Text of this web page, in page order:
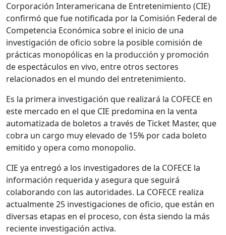
Corporación Interamericana de Entretenimiento (CIE)
confirmó que fue notificada por la Comisión Federal de
Competencia Económica sobre el inicio de una
investigación de oficio sobre la posible comisión de
prácticas monopólicas en la producción y promoción
de espectáculos en vivo, entre otros sectores
relacionados en el mundo del entretenimiento.
Es la primera investigación que realizará la COFECE en
este mercado en el que CIE predomina en la venta
automatizada de boletos a través de Ticket Master, que
cobra un cargo muy elevado de 15% por cada boleto
emitido y opera como monopolio.
CIE ya entregó a los investigadores de la COFECE la
información requerida y asegura que seguirá
colaborando con las autoridades. La COFECE realiza
actualmente 25 investigaciones de oficio, que están en
diversas etapas en el proceso, con ésta siendo la más
reciente investigación activa.